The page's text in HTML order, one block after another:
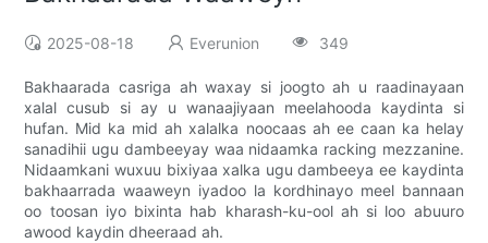
2025-08-18 Everunion 349
Bakhaarada casriga ah waxay si joogto ah u raadinayaan
xalal cusub si ay u wanaajiyaan meelahooda kaydinta si
hufan. Mid ka mid ah xalalka noocaas ah ee caan ka helay
sanadihii ugu dambeeyay waa nidaamka racking mezzanine.
Nidaamkani wuxuu bixiyaa xalka ugu dambeeya ee kaydinta
bakhaarrada waaweyn iyadoo la kordhinayo meel bannaan
oo toosan iyo bixinta hab kharash-ku-ool ah si loo abuuro
awood kaydin dheeraad ah.